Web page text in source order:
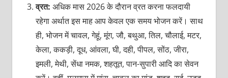
व्रत: अधिक मास 2026 के दौरान व्रत करना फलदायी
रहेगा अर्थात इस माह आप केवल एक समय भोजन करें। साथ
ही, भोजन में चावल, गेहूं, मूंग, जौ, बथुआ, तिल, चौलाई, मटर,
केला, ककड़ी, दूध, आंवला, घी, दही, पीपल, सोंठ, जीरा,
इमली, मेथी, सेंधा नमक, शहतूत, पान-सुपारी आदि का सेवन